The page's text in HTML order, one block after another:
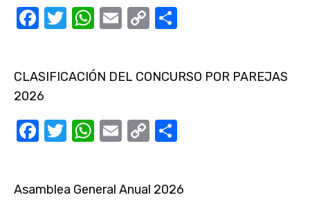
Facebook
Twitter
WhatsApp
Email
Copy
CLASIFICACIÓN DEL CONCURSO POR PAREJAS
2026
Facebook
Twitter
WhatsApp
Email
Copy
Asamblea General Anual 2026